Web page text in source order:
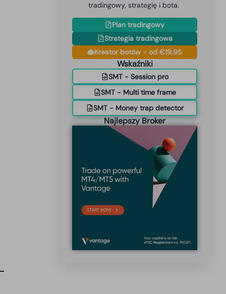
tradingowy, strategię i bota.
Plan tradingowy
Strategia tradingowa
Kreator botów - od €19,95
Wskaźniki
SMT - Session pro
SMT - Multi time frame
SMT - Money trap detector
Najlepszy Broker